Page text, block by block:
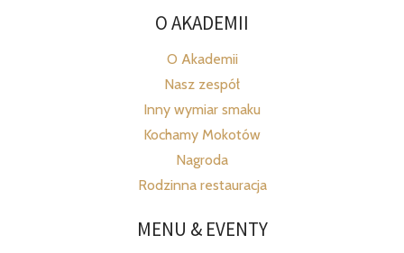
O AKADEMII
O Akademii
Nasz zespół
Inny wymiar smaku
Kochamy Mokotów
Nagroda
Rodzinna restauracja
MENU & EVENTY